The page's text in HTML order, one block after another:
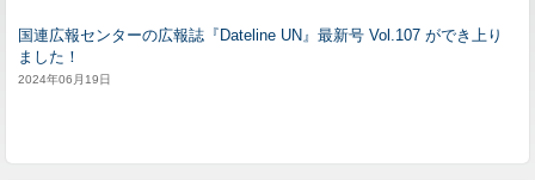
国連広報センターの広報誌『Dateline UN』最新号 Vol.107 ができ上り
ました！
2024年06月19日